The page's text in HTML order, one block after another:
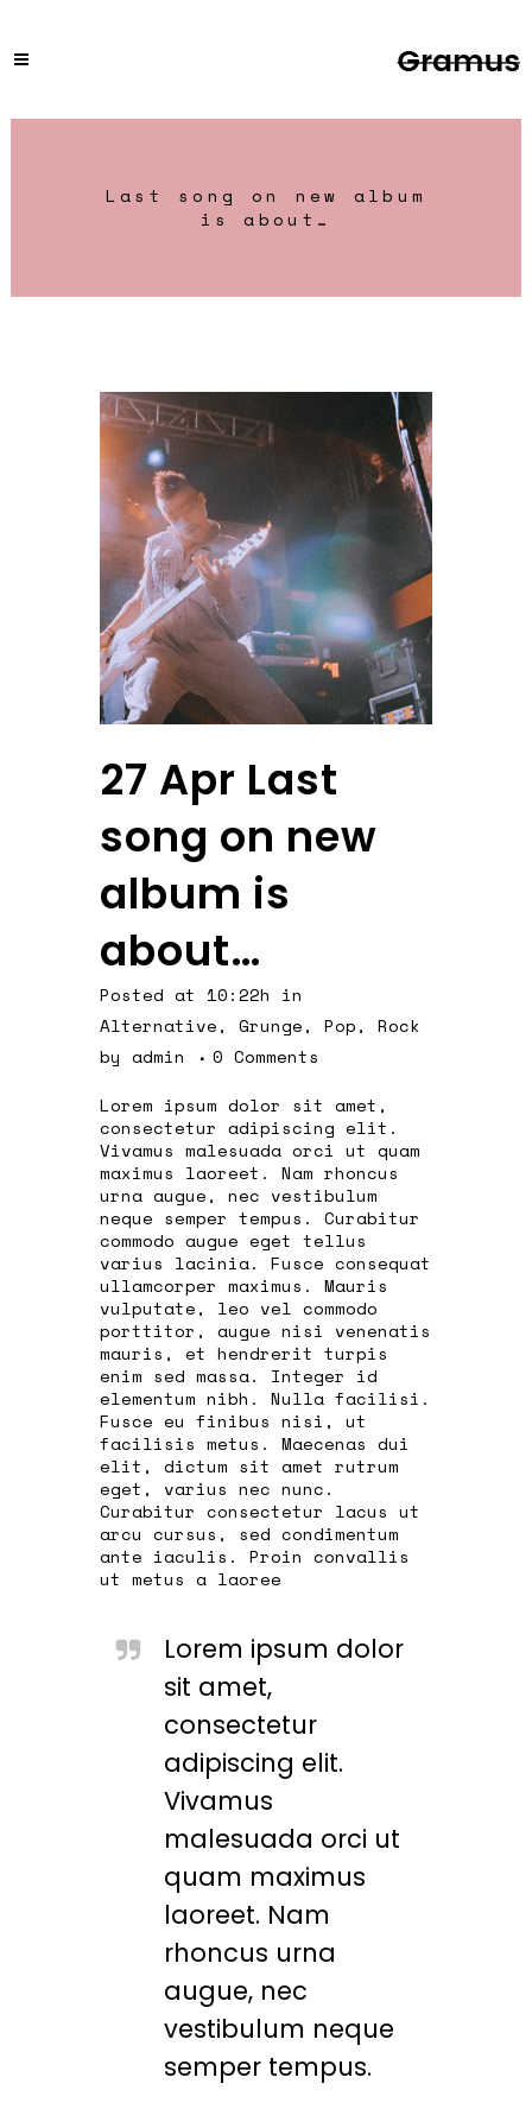
Last song on new album
is about…
27 Apr Last
song on new
album is
about…
Posted at 10:22h in
Alternative, Grunge, Pop, Rock
by admin
0 Comments
Lorem ipsum dolor sit amet,
consectetur adipiscing elit.
Vivamus malesuada orci ut quam
maximus laoreet. Nam rhoncus
urna augue, nec vestibulum
neque semper tempus. Curabitur
commodo augue eget tellus
varius lacinia. Fusce consequat
ullamcorper maximus. Mauris
vulputate, leo vel commodo
porttitor, augue nisi venenatis
mauris, et hendrerit turpis
enim sed massa. Integer id
elementum nibh. Nulla facilisi.
Fusce eu finibus nisi, ut
facilisis metus. Maecenas dui
elit, dictum sit amet rutrum
eget, varius nec nunc.
Curabitur consectetur lacus ut
arcu cursus, sed condimentum
ante iaculis. Proin convallis
ut metus a laoree
Lorem ipsum dolor
sit amet,
consectetur
adipiscing elit.
Vivamus
malesuada orci ut
quam maximus
laoreet. Nam
rhoncus urna
augue, nec
vestibulum neque
semper tempus.